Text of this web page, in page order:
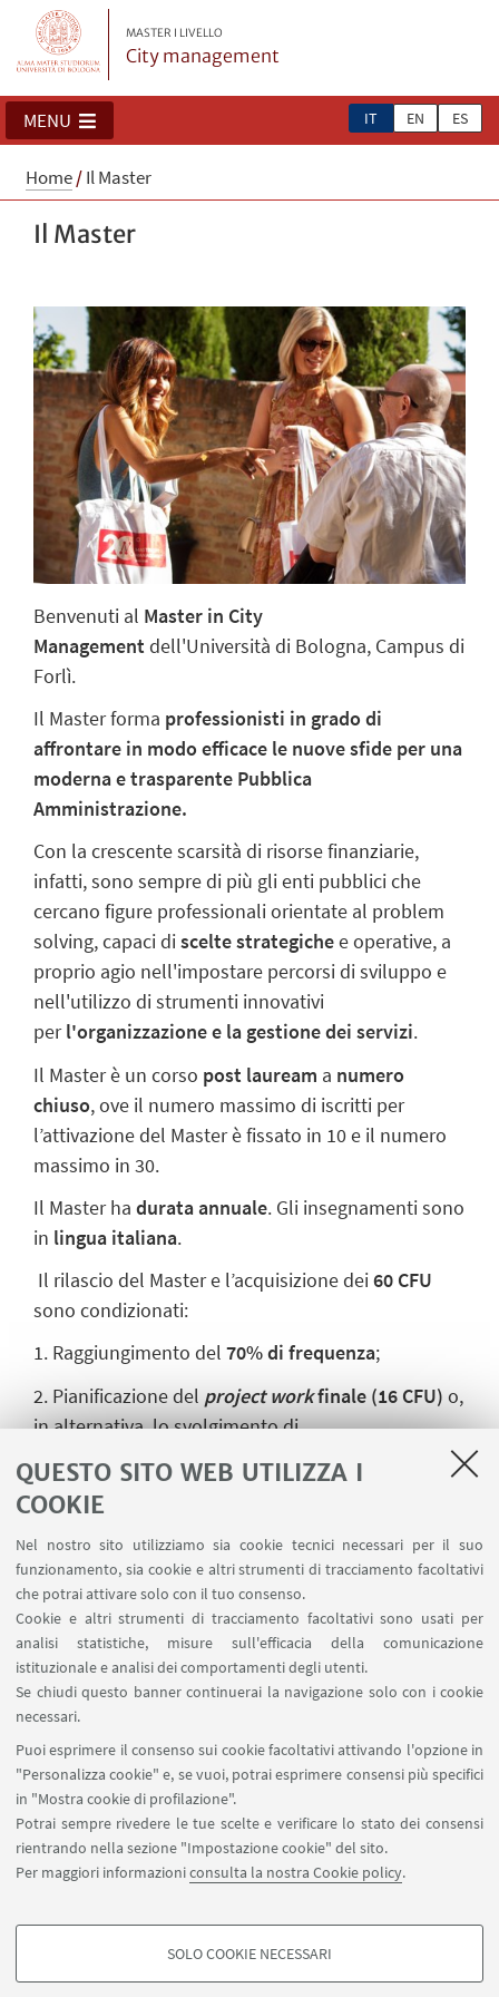
QUESTO SITO WEB UTILIZZA I
COOKIE
Nel nostro sito utilizziamo sia cookie tecnici necessari per il suo
funzionamento, sia cookie e altri strumenti di tracciamento facoltativi
che potrai attivare solo con il tuo consenso.
Cookie e altri strumenti di tracciamento facoltativi sono usati per
analisi statistiche, misure sull'efficacia della comunicazione
istituzionale e analisi dei comportamenti degli utenti.
Se chiudi questo banner continuerai la navigazione solo con i cookie
necessari.
Puoi esprimere il consenso sui cookie facoltativi attivando l'opzione in
"Personalizza cookie" e, se vuoi, potrai esprimere consensi più specifici
in "Mostra cookie di profilazione".
Potrai sempre rivedere le tue scelte e verificare lo stato dei consensi
rientrando nella sezione "Impostazione cookie" del sito.
Per maggiori informazioniconsulta la nostra Cookie policy.
COOKIE DI PROFILAZIONE - FACOLTATIVI
SOLO COOKIE NECESSARI
MASTER I LIVELLO
City management
IT EN ES
MENU
Home/Il Master
Il Master
Benvenuti al Master in City
Managementdell'Università di Bologna, Campus di
Forlì.
Il Master forma professionisti in grado di
affrontare in modo efficace le nuove sfide per una
moderna e trasparente Pubblica
Amministrazione.
Con la crescente scarsità di risorse finanziarie,
infatti, sono sempre di più gli enti pubblici che
cercano figure professionali orientate al problem
solving, capaci discelte strategichee operative, a
proprio agio nell'impostare percorsi di sviluppo e
nell'utilizzo di strumenti innovativi
perl'organizzazione e la gestione dei servizi.
Il Master è un corso post lauream a numero
chiuso, ove il numero massimo di iscritti per
l’attivazione del Master è fissato in 10 e il numero
massimo in 30.
Il Master ha durata annuale. Gli insegnamenti sono
in lingua italiana.
Il rilascio del Master e l’acquisizione dei60 CFU
sono condizionati:
1. Raggiungimento del 70% di frequenza;
2. Pianificazione del project workfinale (16 CFU) o,
in alternativa, lo svolgimento di
(12CFU + 4 CFU discussione );
SEGUI LE PAGINE SOCIAL !
LinkedIn
Facebook
Instagram
Seguici su: